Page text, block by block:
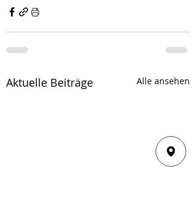
Aktuelle Beiträge Alle ansehen